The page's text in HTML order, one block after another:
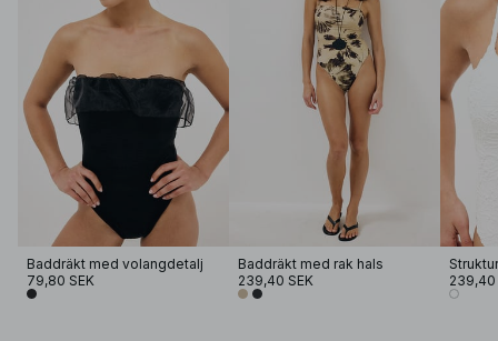
Baddräkt med volangdetalj
79,80 SEK
Baddräkt med rak hals
239,40 SEK
239,40